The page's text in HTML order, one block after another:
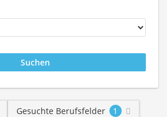
Gesuchte Berufsfelder
1